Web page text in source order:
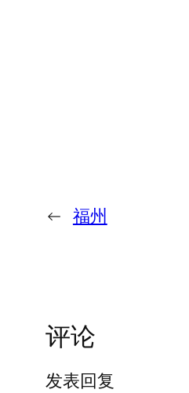
← 福州
评论
发表回复